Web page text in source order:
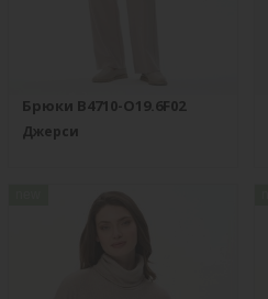
Брюки B4710-O19.6F02
Джерси